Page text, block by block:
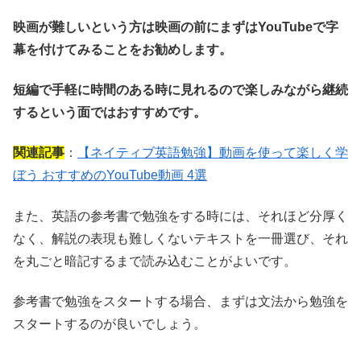
映画が難しいという方は映画の前にまずはYouTubeで字
幕を付けてみることをお勧めします。
短編で手軽に時間のある時に見れるので楽しみながら継続
するという面ではおすすめです。
関連記事 ：
【ネイティブ英語勉強】動画を使って楽しく学
ぼう おすすめのYouTube動画 4選
また、英語の参考書で勉強をする時には、それほど分厚く
なく、解説の表現も難しくないテキストを一冊選び、それ
を丸ごと暗記するまで読み込むことがよいです。
参考書で勉強をスタートする場合、まずは文法から勉強を
スタートするのが良いでしょう。